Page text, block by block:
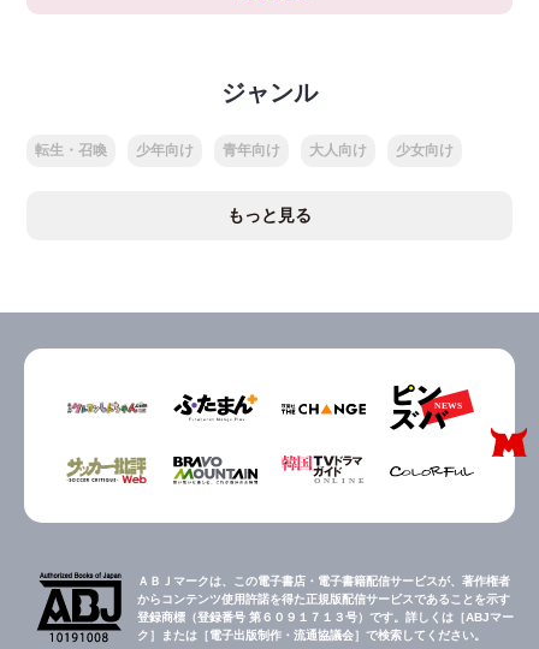
ジャンル
転生・召喚 少年向け 青年向け 大人向け 少女向け
もっと見る
ＡＢＪマークは、この電子書店・電子書籍配信サービスが、著作権者
からコンテンツ使用許諾を得た正規版配信サービスであることを示す
登録商標（登録番号 第６０９１７１３号）です。詳しくは［ABJマー
ク］または［電子出版制作・流通協議会］で検索してください。